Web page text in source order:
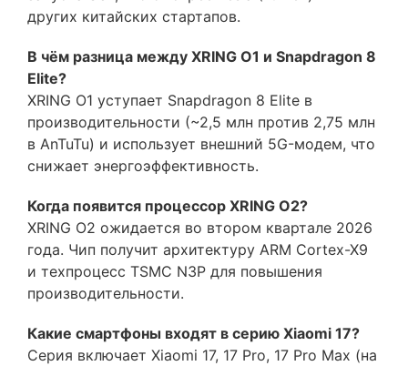
других китайских стартапов.
В чём разница между XRING O1 и Snapdragon 8
Elite?
XRING O1 уступает Snapdragon 8 Elite в
производительности (~2,5 млн против 2,75 млн
в AnTuTu) и использует внешний 5G-модем, что
снижает энергоэффективность.
Когда появится процессор XRING O2?
XRING O2 ожидается во втором квартале 2026
года. Чип получит архитектуру ARM Cortex-X9
и техпроцесс TSMC N3P для повышения
производительности.
Какие смартфоны входят в серию Xiaomi 17?
Серия включает Xiaomi 17, 17 Pro, 17 Pro Max (на